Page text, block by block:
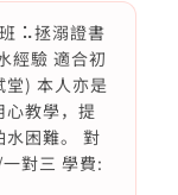
⠥拯溺證書
經驗 適合初
) 本人亦是
教學，提
水困難。 對
對三 學費: